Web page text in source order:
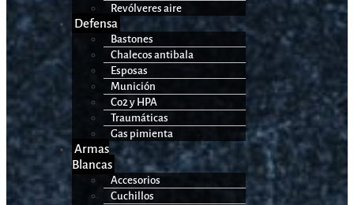
Revólveres aire
Defensa
Bastones
Chalecos antibala
Esposas
Munición
Co2 y HPA
Traumáticas
Gas pimienta
Armas
Blancas
Accesorios
Cuchillos